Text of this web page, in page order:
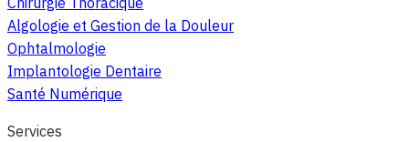
Algologie et Gestion de la Douleur
Ophtalmologie
Implantologie Dentaire
Santé Numérique
Services